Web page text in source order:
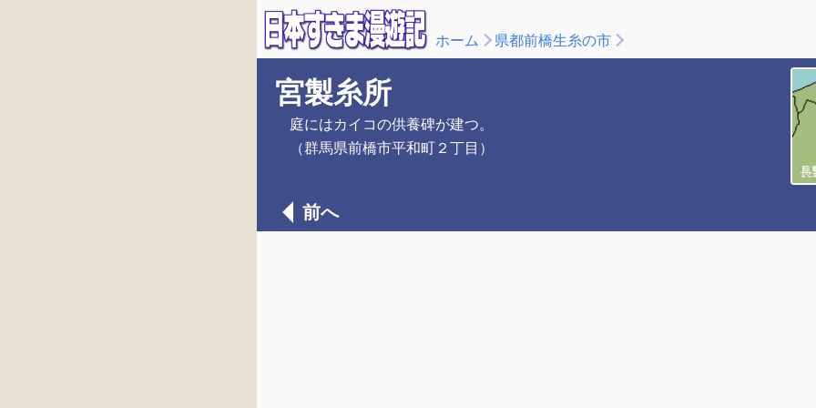
ホーム 県都前橋生糸の市
宮製糸所
庭にはカイコの供養碑が建つ。
（群馬県前橋市平和町２丁目）
前へ